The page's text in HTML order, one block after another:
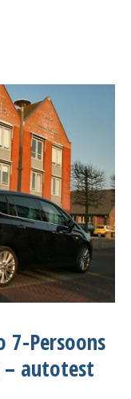
7-Persoons
– autotest